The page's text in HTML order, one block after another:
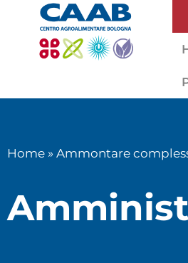
Home » Ammontare